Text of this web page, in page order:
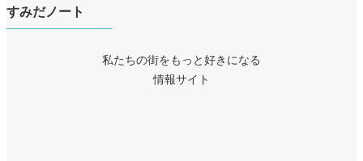
すみだノート
私たちの街をもっと好きになる
情報サイト